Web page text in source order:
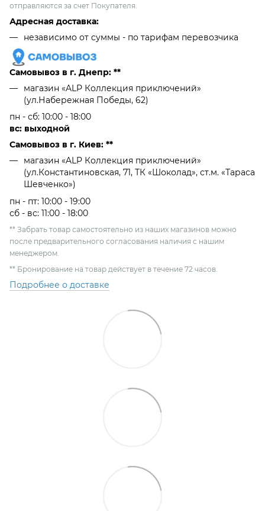
отправляются за счет Покупателя.
Адресная доставка:
независимо от cуммы - по тарифам перевозчика
Самовывоз в г. Днепр: **
магазин «ALP Коллекция приключений»
(ул.Набережная Победы, 62)
пн - сб: 10:00 - 18:00
вс: выходной
Самовывоз в г. Киев: **
магазин «ALP Коллекция приключений»
(ул.Константиновская, 71, ТК «Шоколад», ст.м. «Тараса
Шевченко»)
пн - пт: 10:00 - 19:00
сб - вс: 11:00 - 18:00
** Забрать товар самостоятельно из наших магазинов можно
после предварительного согласования наличия с нашим
менеджером.
** Бронирование на товар действует в течение 72 часов.
Подробнее о доставке